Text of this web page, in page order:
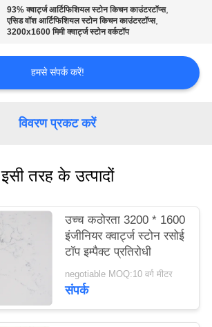
93% क्वार्ट्ज आर्टिफिशियल स्टोन किचन काउंटरटॉप्स,
एसिड वॉश आर्टिफिशियल स्टोन किचन काउंटरटॉप्स,
3200x1600 मिमी क्वार्ट्ज स्टोन वर्कटॉप
हमसे संपर्क करें!
विवरण प्रकट करें
इसी तरह के उत्पादों
उच्च कठोरता 3200 * 1600
इंजीनियर क्वार्ट्ज स्टोन रसोई
टॉप इम्पैक्ट प्रतिरोधी
negotiable MOQ:10 वर्ग मीटर
संपर्क